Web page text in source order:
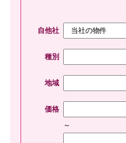
自他社
種別
地域
価格
～